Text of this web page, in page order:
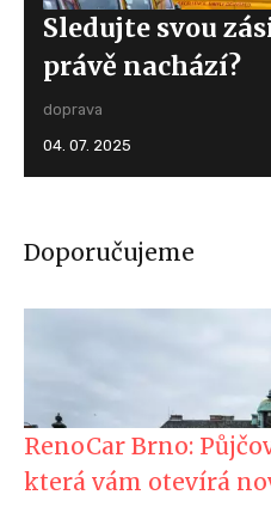
Sledujte svou
právě nachází?
doprava
04. 07. 2025
Doporučujeme
RenoCar Brno:
která vám otevírá